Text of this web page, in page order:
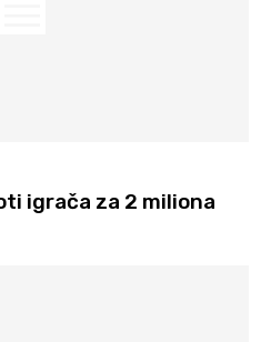
igrača za 2 miliona